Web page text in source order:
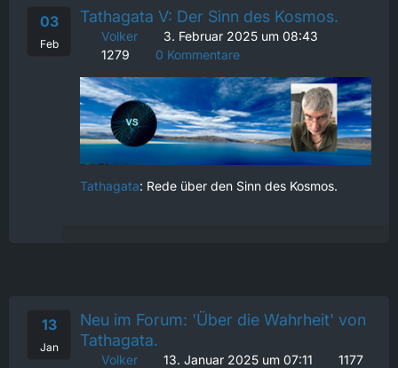
03
Feb
Tathagata V: Der Sinn des Kosmos.
Volker
3. Februar 2025 um 08:43
1279
0 Kommentare
Tathagata: Rede über den Sinn des Kosmos.
13
Jan
Neu im Forum: 'Über die Wahrheit' von
Tathagata.
Volker 13. Januar 2025 um 07:11
1177